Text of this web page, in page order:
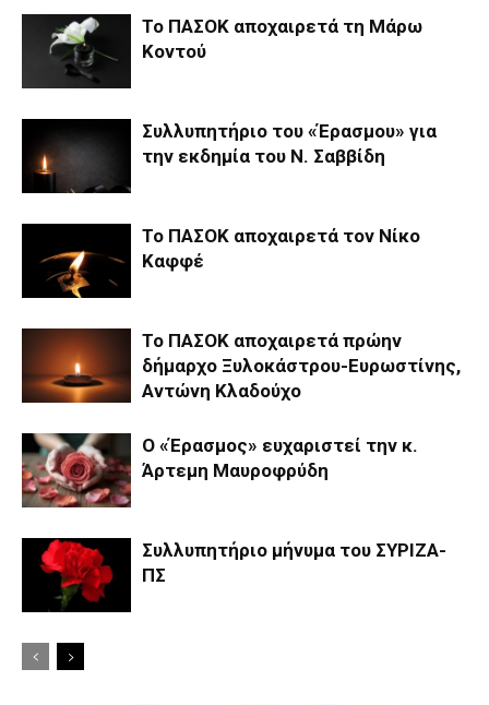
Το ΠΑΣΟΚ αποχαιρετά τη Μάρω
Κοντού
Συλλυπητήριο του «Έρασμου» για
την εκδημία του Ν. Σαββίδη
Το ΠΑΣΟΚ αποχαιρετά τον Νίκο
Καφφέ
Το ΠΑΣΟΚ αποχαιρετά πρώην
δήμαρχο Ξυλοκάστρου-Ευρωστίνης,
Αντώνη Κλαδούχο
Ο «Έρασμος» ευχαριστεί την κ.
Άρτεμη Μαυροφρύδη
Συλλυπητήριο μήνυμα του ΣΥΡΙΖΑ-
ΠΣ